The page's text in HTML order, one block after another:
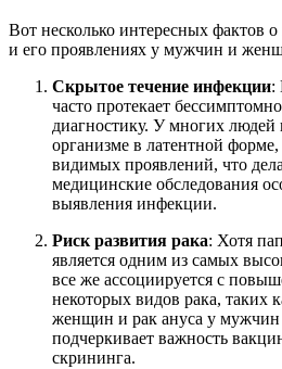
Вот несколько интересных фактов
и его проявлениях у мужчин и
Скрытое течение инфекции:
часто протекает
диагностику. У многих людей
организме в латентной
видимых проявлений, что
медицинские обследования
выявления инфекции.
Риск развития рака: Хотя
является одним из самых
все же ассоциируется с
некоторых видов рака, таких
женщин и рак ануса у
подчеркивает важность
скрининга.